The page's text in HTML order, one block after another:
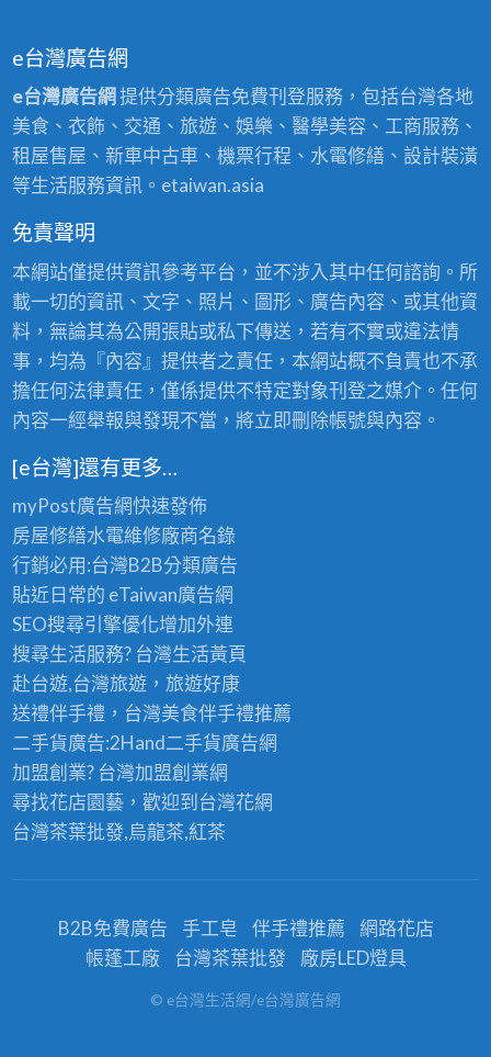
e台灣廣告網
e台灣廣告網 提供分類廣告免費刊登服務，包括台灣各地
美食、衣飾、交通、旅遊、娛樂、醫學美容、工商服務、
租屋售屋、新車中古車、機票行程、水電修繕、設計裝潢
等生活服務資訊。etaiwan.asia
免責聲明
本網站僅提供資訊參考平台，並不涉入其中任何諮詢。所
載一切的資訊、文字、照片、圖形、廣告內容、或其他資
料，無論其為公開張貼或私下傳送，若有不實或違法情
事，均為『內容』提供者之責任，本網站概不負責也不承
擔任何法律責任，僅係提供不特定對象刊登之媒介。任何
內容一經舉報與發現不當，將立即刪除帳號與內容。
[e台灣]還有更多…
myPost廣告網快速發佈
房屋修繕水電維修廠商名錄
行銷必用:台灣B2B分類廣告
貼近日常的 eTaiwan廣告網
SEO搜尋引擎優化增加外連
搜尋生活服務? 台灣生活黃頁
赴台遊,台灣旅遊，旅遊好康
送禮伴手禮，台灣美食伴手禮推薦
二手貨廣告:2Hand二手貨廣告網
加盟創業? 台灣加盟創業網
尋找花店園藝，歡迎到 台灣花網
台灣茶葉批發,烏龍茶,紅茶
B2B免費廣告 手工皂 伴手禮推薦
網路花店
帳蓬工廠
台灣茶葉批發 廠房LED燈具
© e台灣生活網/e台灣廣告網